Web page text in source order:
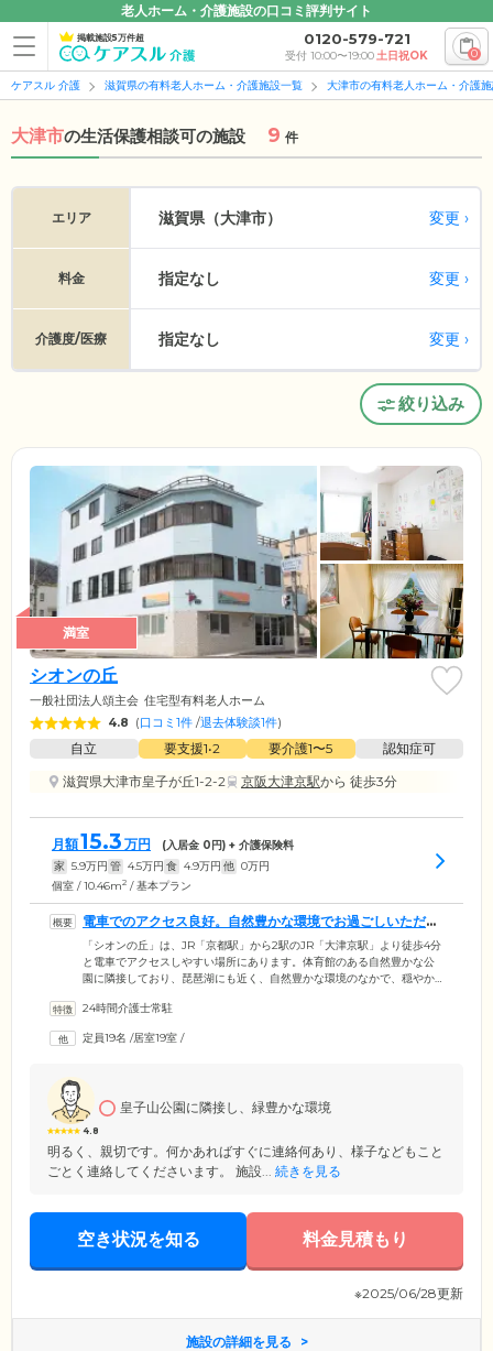
老人ホーム・介護施設の口コミ評判サイト
掲載施設5万件超 0120-579-721
受付 10:00〜19:00土日祝OK 0
ケアスル 介護 滋賀県の有料老人ホーム・介護施設一覧 大津市の有料老人ホーム・介護
大津市の生活保護相談可の施設 9 件
エリア 滋賀県（大津市） 変更
料金 指定なし 変更
介護度/医療 指定なし 変更
絞り込み
満室
シオンの丘
一般社団法人頌主会 住宅型有料老人ホーム
4.8 (口コミ1件 /退去体験談1件)
自立 要支援1•2 要介護1〜5
認知症可
滋賀県大津市皇子が丘1-2-2
京阪大津京駅から 徒歩3分
月額15.3 万円 (入居金 0円) + 介護保険料
家 5.9万円 管 4.5万円 食 4.9万円 他 0万円
個室 / 10.46m2 / 基本プラン
電車でのアクセス良好。自然豊かな環境でお過ごしいただけ
ます
「シオンの丘」は、JR「京都駅」から2駅のJR「大津京駅」より徒歩4分
と電車でアクセスしやすい場所にあります。体育館のある自然豊かな公
園に隣接しており、琵琶湖にも近く、自然豊かな環境のなかで、穏やか
造られており、各階にトイレと洗面所を設置。4階はバリアフリー設計と
部屋には転倒防止柵が設置されたベッドをご用意。プライベートが確保
24時間介護士常駐
定員19名 /居室19室 /
4.8
皇子山公園に隣接し、緑豊かな環境
明るく、親切です。何かあればすぐに連絡何あり、様子などもこと
ごとく連絡してくださいます。 施設... 続きを見る
空き状況を知る 料金見積もり
※2025/06/28更新
施設の詳細を見る